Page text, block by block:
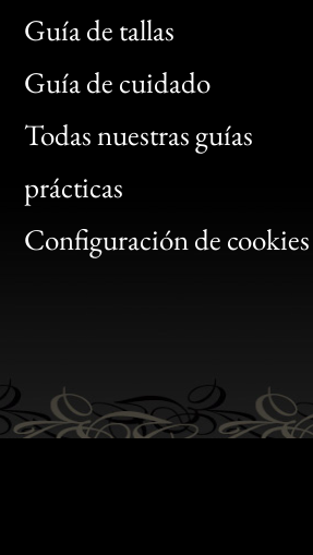
Guía de tallas
Guía de cuidado
Todas nuestras guías
prácticas
Configuración de cookies